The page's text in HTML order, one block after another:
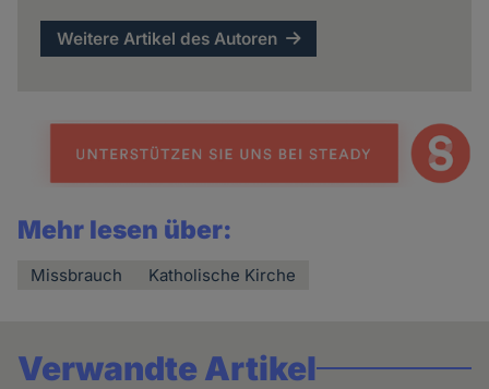
Weitere Artikel des Autoren
Mehr lesen über:
Missbrauch Katholische Kirche
Verwandte Artikel